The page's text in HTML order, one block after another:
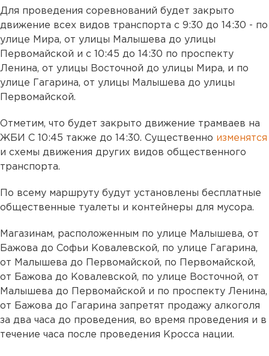
Для проведения соревнований будет закрыто
движение всех видов транспорта с 9:30 до 14:30 - по
улице Мира, от улицы Малышева до улицы
Первомайской и с 10:45 до 14:30 по проспекту
Ленина, от улицы Восточной до улицы Мира, и по
улице Гагарина, от улицы Малышева до улицы
Первомайской.
Отметим, что будет закрыто движение трамваев на
ЖБИ С 10:45 также до 14:30. Существенно изменятся
и схемы движения других видов общественного
транспорта.
По всему маршруту будут установлены бесплатные
общественные туалеты и контейнеры для мусора.
Магазинам, расположенным по улице Малышева, от
Бажова до Софьи Ковалевской, по улице Гагарина,
от Малышева до Первомайской, по Первомайской,
от Бажова до Ковалевской, по улице Восточной, от
Малышева до Первомайской и по проспекту Ленина,
от Бажова до Гагарина запретят продажу алкоголя
за два часа до проведения, во время проведения и в
течение часа после проведения Кросса нации.